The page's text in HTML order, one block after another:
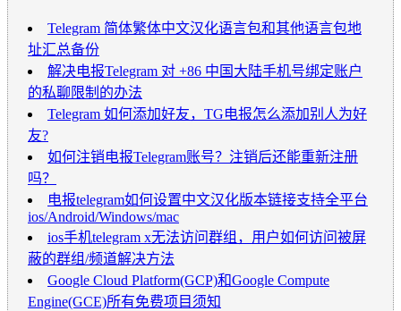
Telegram 简体繁体中文汉化语言包和其他语言包地
址汇总备份
解决电报Telegram 对 +86 中国大陆手机号绑定账户
的私聊限制的办法
Telegram 如何添加好友，TG电报怎么添加别人为好
友?
如何注销电报Telegram账号？注销后还能重新注册
吗？
电报telegram如何设置中文汉化版本链接支持全平台
ios/Android/Windows/mac
ios手机telegram x无法访问群组，用户如何访问被屏
蔽的群组/频道解决方法
Google Cloud Platform(GCP)和Google Compute
Engine(GCE)所有免费项目须知